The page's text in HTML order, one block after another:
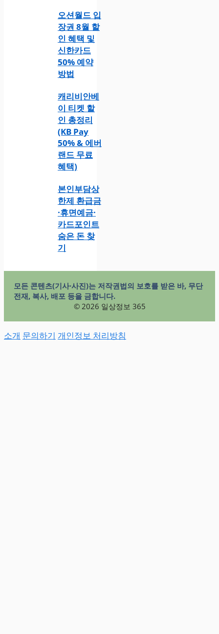
오션월드 입
장권 8월 할
인 혜택 및
신한카드
50% 예약
방법
캐리비안베
이 티켓 할
인 총정리
(KB Pay
50% & 에버
랜드 무료
혜택)
본인부담상
한제 환급금
·휴면예금·
카드포인트
숨은 돈 찾
기
© 2026 일상정보 365
모든 콘텐츠(기사·사진)는 저작권법의 보호를 받은 바, 무단
전재, 복사, 배포 등을 금합니다.
소개 문의하기 개인정보 처리방침